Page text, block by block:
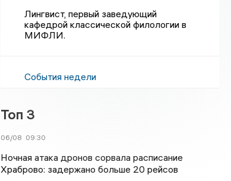
Лингвист, первый заведующий
кафедрой классической филологии в
МИФЛИ.
События недели
Топ 3
06/08 09:30
Ночная атака дронов сорвала расписание
Храброво: задержано больше 20 рейсов